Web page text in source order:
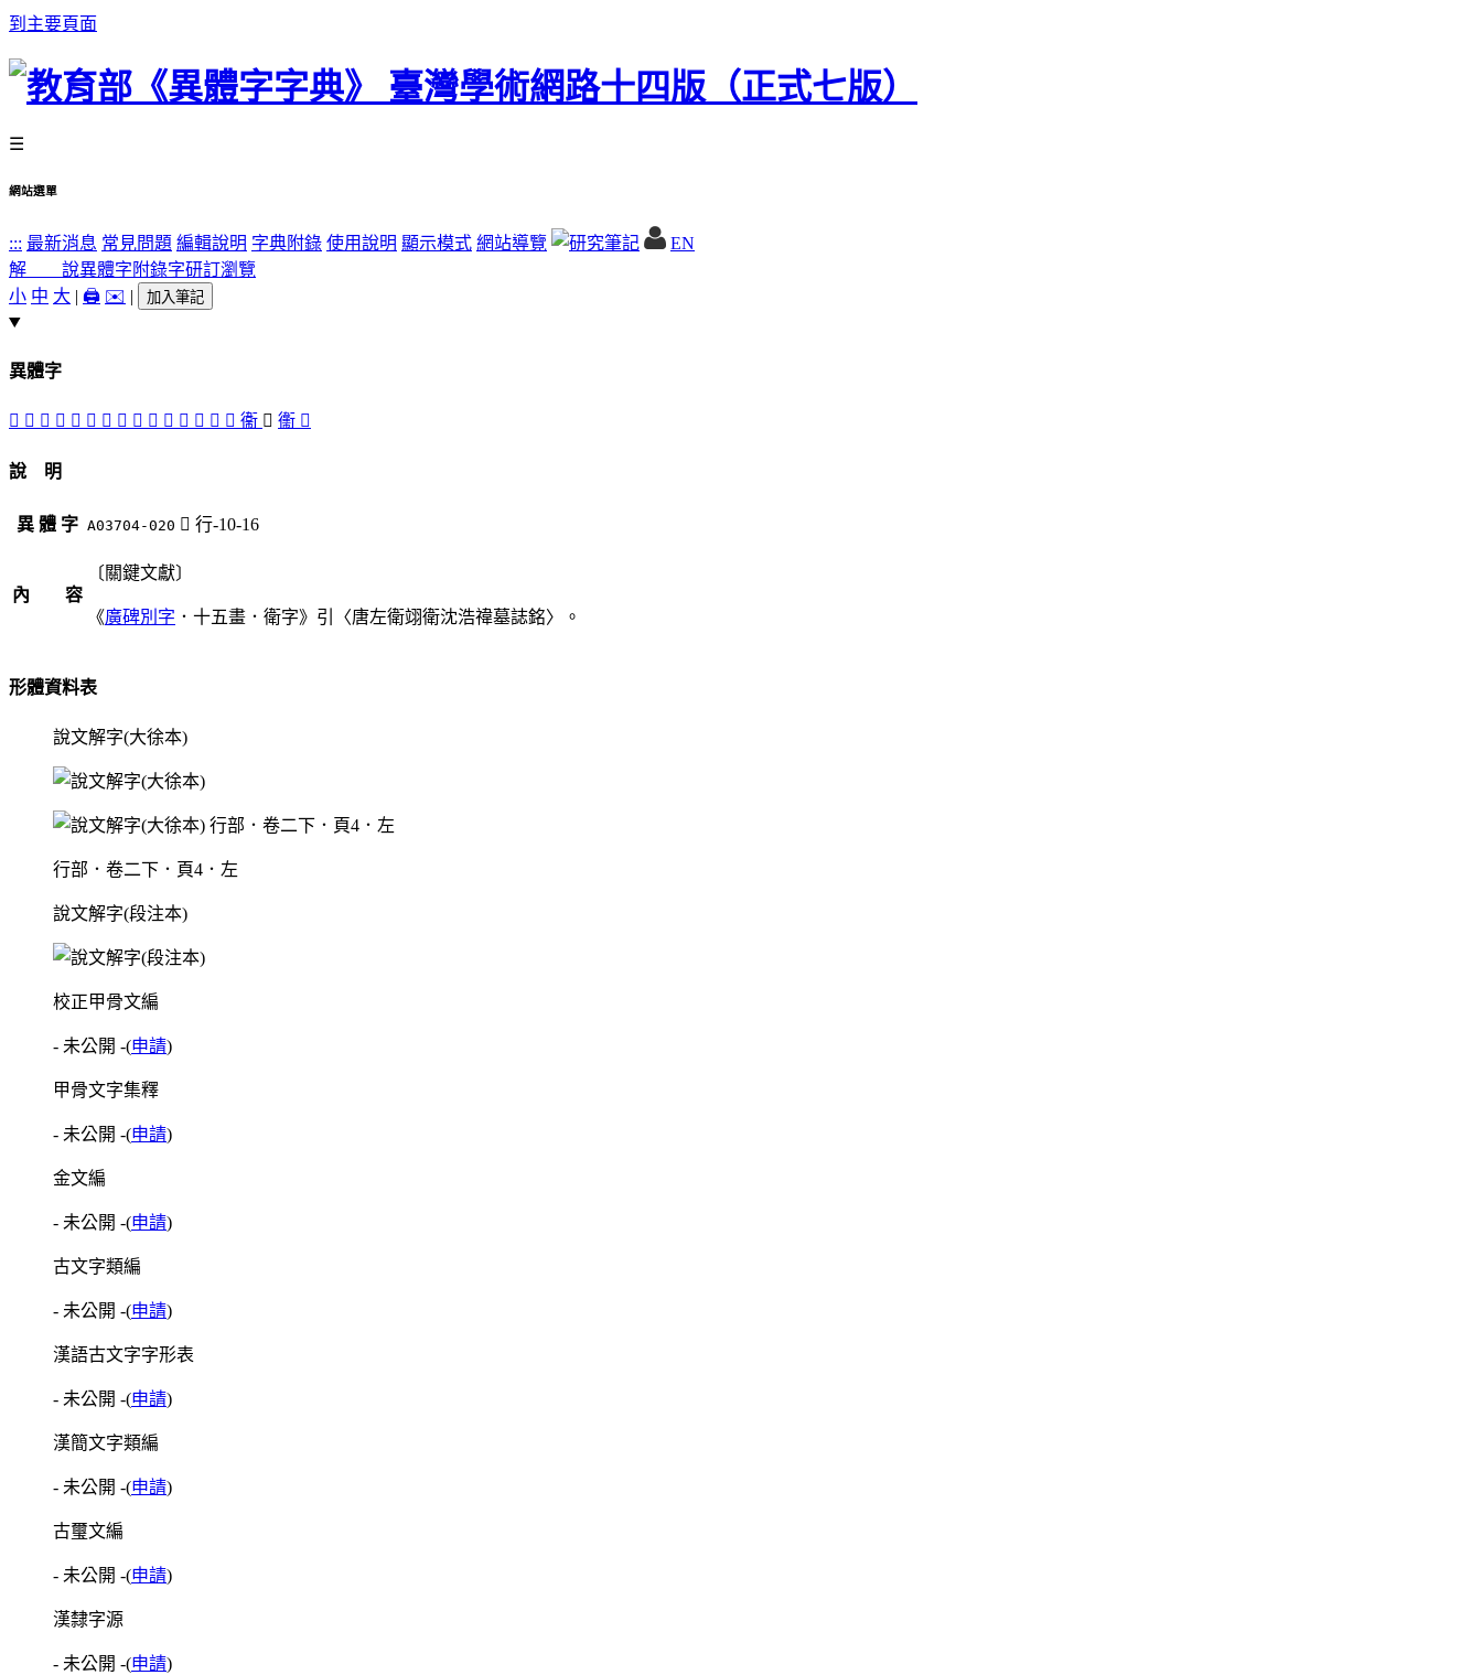
到主要頁面
☰
網站選單
::: 最新消息 常見問題 編輯說明 字典附錄 使用說明 顯示模式 網站導覽
EN
解 說異體字 附錄字研訂瀏覽
小 中 大 | 🖨️ ✉️ | 加入筆記
異體字
𠀄 󵔺 󵔷 󵔵 󵔼 󵔳 󵔸 󵔲 󵔻 󵔰 󵔶 󵔹 󵔯 󵔴 󵔾 衞 󵔽 䘙 󵔱
說 明
異 體 字 A03704-020 󵔽 行-10-16
內 容
〔關鍵文獻〕
《廣碑別字 ．十五畫．衛字》引〈唐左衛翊衛沈浩禕墓誌銘〉。
形體資料表
說文解字(大徐本)
行部．卷二下．頁4．左
說文解字(段注本)
校正甲骨文編
- 未公開 -(申請)
甲骨文字集釋
- 未公開 -(申請)
金文編
- 未公開 -(申請)
古文字類編
- 未公開 -(申請)
漢語古文字字形表
- 未公開 -(申請)
漢簡文字類編
- 未公開 -(申請)
古璽文編
- 未公開 -(申請)
漢隸字源
- 未公開 -(申請)